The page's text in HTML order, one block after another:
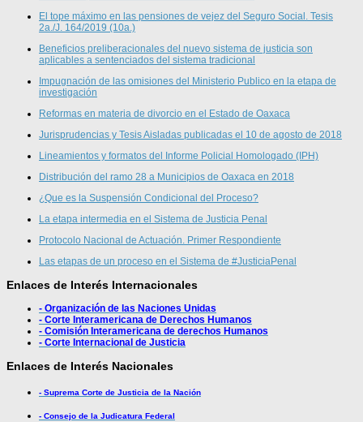
El tope máximo en las pensiones de vejez del Seguro Social. Tesis
2a./J. 164/2019 (10a.)
Beneficios preliberacionales del nuevo sistema de justicia son
aplicables a sentenciados del sistema tradicional
Impugnación de las omisiones del Ministerio Publico en la etapa de
investigación
Reformas en materia de divorcio en el Estado de Oaxaca
Jurisprudencias y Tesis Aisladas publicadas el 10 de agosto de 2018
Lineamientos y formatos del Informe Policial Homologado (IPH)
Distribución del ramo 28 a Municipios de Oaxaca en 2018
¿Que es la Suspensión Condicional del Proceso?
La etapa intermedia en el Sistema de Justicia Penal
Protocolo Nacional de Actuación. Primer Respondiente
Las etapas de un proceso en el Sistema de #JusticiaPenal
Enlaces de Interés Internacionales
- Organización de las Naciones Unidas
- Corte Interamericana de Derechos Humanos
- Comisión Interamericana de derechos Humanos
- Corte Internacional de Justicia
Enlaces de Interés Nacionales
- Suprema Corte de Justicia de la Nación
- Consejo de la Judicatura Federal